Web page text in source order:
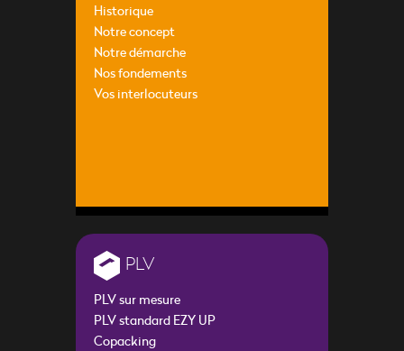
Historique
Notre concept
Notre démarche
Nos fondements
Vos interlocuteurs
PLV
PLV sur mesure
PLV standard EZY UP
Copacking